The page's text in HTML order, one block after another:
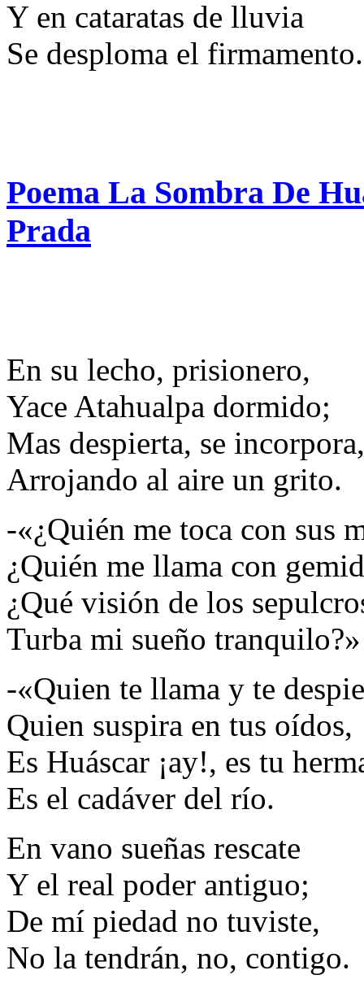
Y en cataratas de lluvia
Se desploma el firmamento.
Poema La Sombra De
Prada
En su lecho, prisionero,
Yace Atahualpa dormido;
Mas despierta, se incorpora,
Arrojando al aire un grito.
-«¿Quién me toca con sus
¿Quién me llama con
¿Qué visión de los
Turba mi sueño tranquilo?»
-«Quien te llama y te
Quien suspira en tus oídos,
Es Huáscar ¡ay!, es tu
Es el cadáver del río.
En vano sueñas rescate
Y el real poder antiguo;
De mí piedad no tuviste,
No la tendrán, no, contigo.